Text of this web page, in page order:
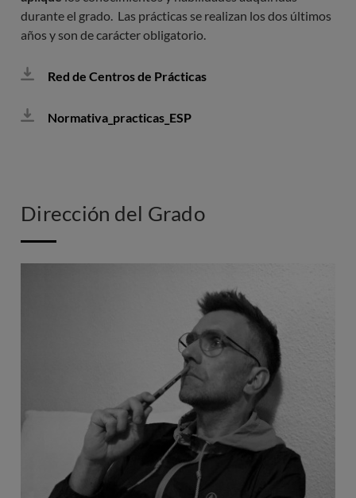
durante el grado. Las prácticas se realizan los dos últimos
años y son de carácter obligatorio.
Red de Centros de Prácticas
Normativa_practicas_ESP
Dirección del Grado